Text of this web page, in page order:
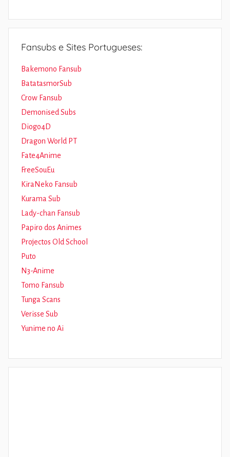
Fansubs e Sites Portugueses:
Bakemono Fansub
BatatasmorSub
Crow Fansub
Demonised Subs
Diogo4D
Dragon World PT
Fate4Anime
FreeSouEu
KiraNeko Fansub
Kurama Sub
Lady-chan Fansub
Papiro dos Animes
Projectos Old School
Puto
N3-Anime
Tomo Fansub
Tunga Scans
Verisse Sub
Yunime no Ai